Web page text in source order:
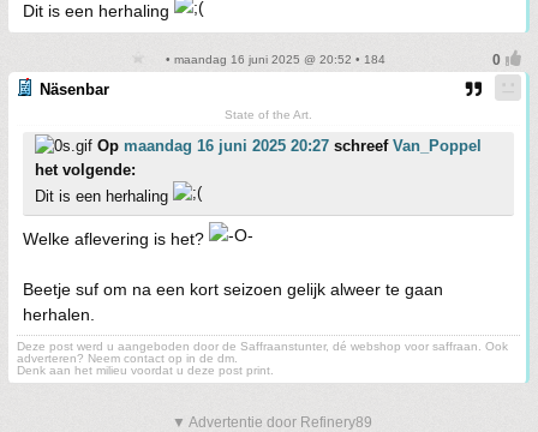
Dit is een herhaling
• maandag 16 juni 2025 @ 20:52 • 184
Näsenbar
State of the Art.
Op maandag 16 juni 2025 20:27 schreef Van_Poppel
het volgende:
Dit is een herhaling
Welke aflevering is het?
Beetje suf om na een kort seizoen gelijk alweer te gaan
herhalen.
Deze post werd u aangeboden door de Saffraanstunter, dé webshop voor saffraan. Ook
adverteren? Neem contact op in de dm.
Denk aan het milieu voordat u deze post print.
▼ Advertentie door Refinery89